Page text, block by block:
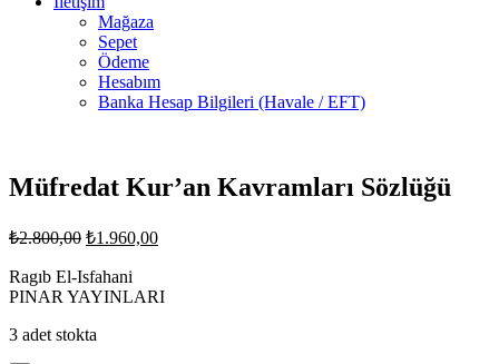
Mağaza
Sepet
Ödeme
Hesabım
Banka Hesap Bilgileri (Havale / EFT)
Müfredat Kur’an Kavramları Sözlüğü
₺2.800,00 Orijinal
₺2.800,00.
₺1.960,00Şu
₺1.960,00.
Ragıb El-Isfahani
PINAR YAYINLARI
3 adet stokta